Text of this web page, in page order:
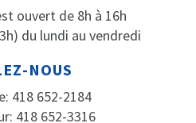
ouvert de 8h à 16h
du lundi au vendredi
NOUS
418 652-2184
418 652-3316